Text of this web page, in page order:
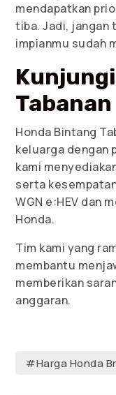
mendapatkan
tiba. Jadi,
impianmu sudah
Honda Bintang
keluarga dengan
kami
serta
WGN e:HEV dan
Honda.
Tim kami yang
membantu
memberikan
anggaran.
#Harga Honda